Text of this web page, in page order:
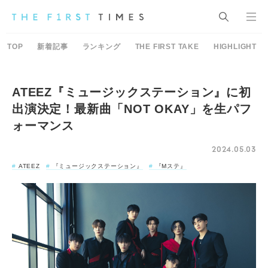
TOP 新着記事 ランキング THE FIRST TAKE HIGHLIGHT
ATEEZ『ミュージックステーション』に初
出演決定！最新曲「NOT OKAY」を生パフ
ォーマンス
2024.05.03
ATEEZ 『ミュージックステーション』 『Mステ』